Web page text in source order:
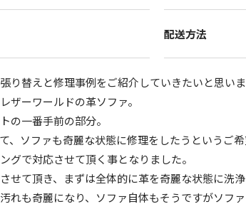
配送方法
り替えと修理事例をご紹介していきたいと思いま
ザーワールドの革ソファ。
の一番手前の部分。
、ソファも奇麗な状態に修理をしたうというご
グで対応させて頂く事となりました。
せて頂き、まずは全体的に革を奇麗な状態に洗
れも奇麗になり、ソファ自体もそうですがソフ